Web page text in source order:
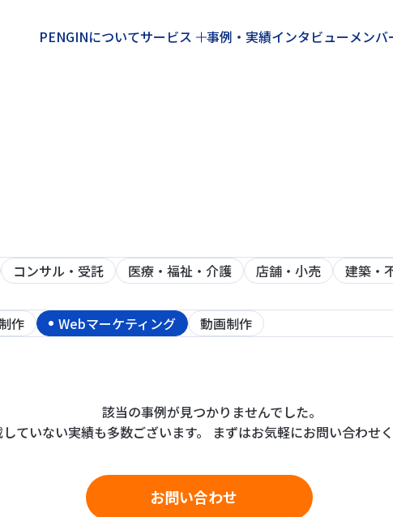
PENGINについてサービス 事例・実績インタビューメンバ
コンサル・受託 医療・福祉・介護 店舗・小売 建築・
作 Webマーケティング 動画制作
該当の事例が見つかりませんでした。
ていない実績も多数ございます。
まずはお気軽にお問い合わせく
お問い合わせ